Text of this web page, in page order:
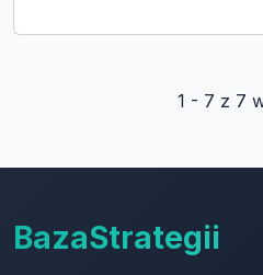
1 - 7 z 7
BazaStrategii